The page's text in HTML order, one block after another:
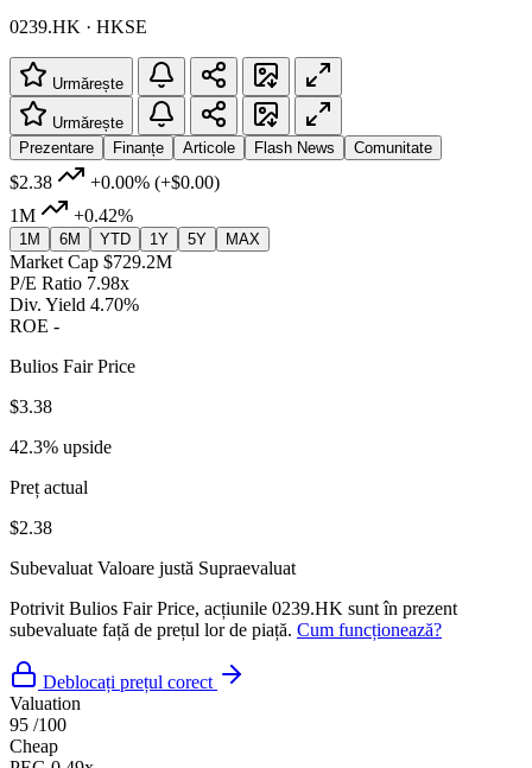
0239.HK · HKSE
Urmărește
Urmărește
Prezentare
Finanțe Articole Flash News Comunitate
$2.38 +0.00% (+$0.00)
1M
+0.42%
1M 6M YTD 1Y 5Y MAX
Market Cap $729.2M
P/E Ratio 7.98x
Div. Yield 4.70%
ROE -
Bulios Fair Price
$3.38
42.3% upside
Preț actual
$2.38
Subevaluat Valoare justă Supraevaluat
Potrivit Bulios Fair Price, acțiunile 0239.HK sunt în prezent
subevaluate față de prețul lor de piață. Cum funcționează?
Deblocați prețul corect
Valuation
95 /100
Cheap